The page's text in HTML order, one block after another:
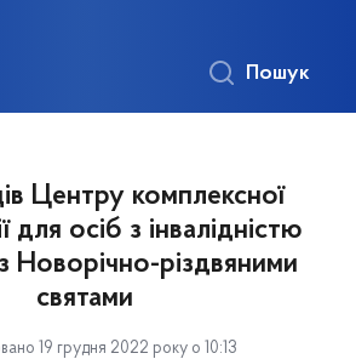
Пошук
Центру комплексної
для осіб з інвалідністю
Новорічно-різдвяними
святами
19 грудня 2022 року о 10:13